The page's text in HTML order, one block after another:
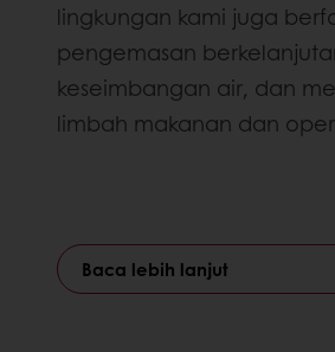
lingkungan kami juga
pengemasan
keseimbangan air, dan
limbah makanan dan
Baca lebih lanjut